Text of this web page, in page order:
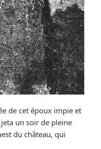
de cet époux impie et
un soir de pleine
du château, qui